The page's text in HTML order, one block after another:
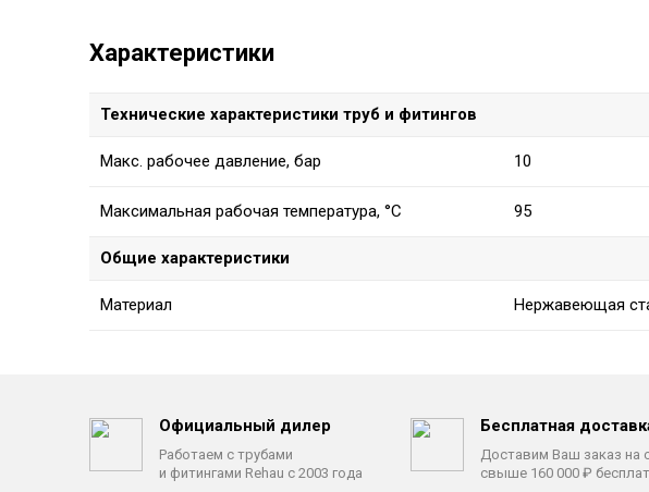
Характеристики
Технические характеристики труб и фитингов
Макс. рабочее давление, бар 10
Максимальная рабочая температура, °C 95
Общие характеристики
Материал Нержавеющая
Официальный дилер
Работаем с трубами
и фитингами Rehau с 2003 года
Бесплатная
Доставим Ваш заказ на
свыше 160 000 ₽